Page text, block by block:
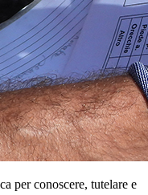
per conoscere, tutelare e